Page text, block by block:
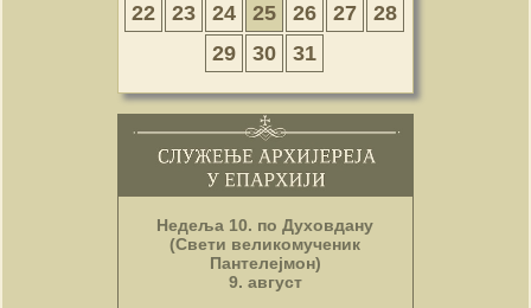
22
23 24 25 26 27
28
29
30 31
Недеља 10. по Духовдану
(Свети великомученик
Пантелејмон)
9. август